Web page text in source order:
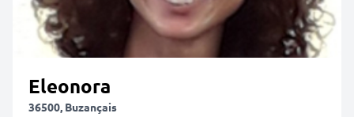
Eleonora
36500, Buzançais